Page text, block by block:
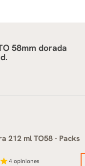
58mm dorada
212 ml TO58 - Packs
star4opiniones